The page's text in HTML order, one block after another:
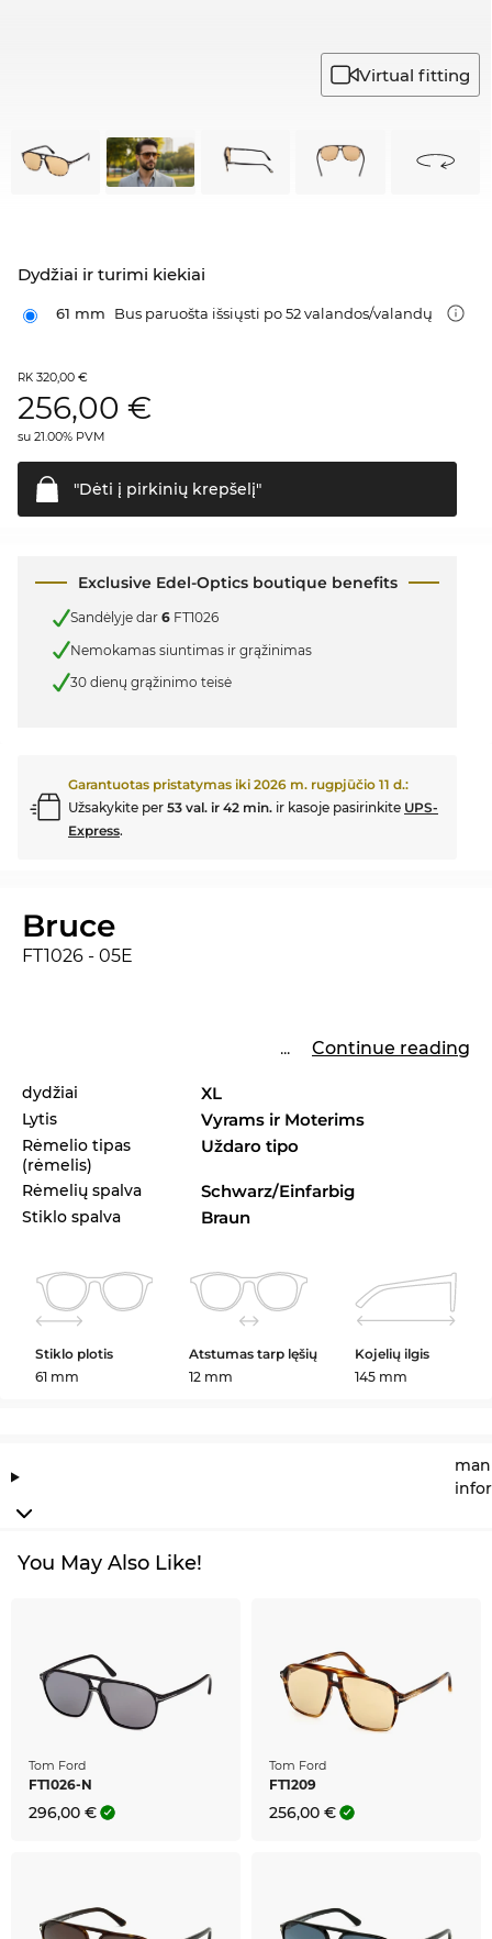
Virtual fitting
Dydžiai ir turimi kiekiai
61 mm Bus paruošta išsiųsti po 52 valandos/valandų
RK 320,00 €
256,00 €
su 21.00% PVM
"Dėti į pirkinių krepšelį"
Exclusive Edel-Optics boutique benefits
Sandėlyje dar 6 FT1026
Nemokamas siuntimas ir grąžinimas
30 dienų grąžinimo teisė
Garantuotas pristatymas iki 2026 m. rugpjūčio 11 d.:
Užsakykite per 53 val. ir 42 min. ir kasoje pasirinkite UPS-
Express.
Bruce
FT1026 - 05E
... Continue reading
dydžiai XL
Lytis Vyrams ir Moterims
Rėmelio tipas
(rėmelis)
Uždaro tipo
Rėmelių spalva Schwarz/Einfarbig
Stiklo spalva Braun
Stiklo plotis
61 mm
Atstumas tarp lęšių
12 mm
Kojelių ilgis
145 mm
You May Also Like!
Tom Ford
FT1026-N
296,00 €
Tom Ford
FT1209
256,00 €